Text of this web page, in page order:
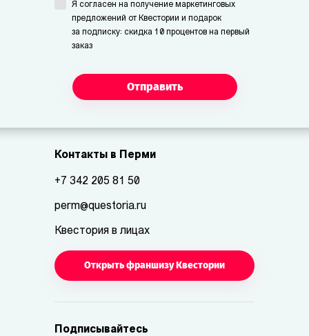
Я согласен на получение маркетинговых
предложений от Квестории и подарок
за подписку: скидка 10 процентов на первый
заказ
Отправить
Контакты в Перми
+7 342 205 81 50
perm@questoria.ru
Квестория в лицах
Открыть франшизу Квестории
Подписывайтесь